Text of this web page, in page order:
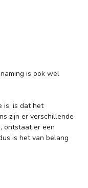
is ook wel
is, is dat het
zijn er verschillende
ontstaat er een
is het van belang